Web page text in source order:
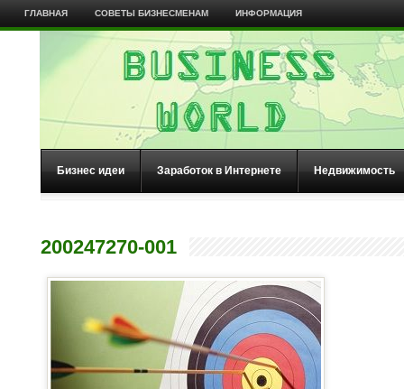
ГЛАВНАЯ СОВЕТЫ БИЗНЕСМЕНАМ ИНФОРМАЦИЯ
Бизнес идеи Заработок в Интернете Недвижимость
200247270-001